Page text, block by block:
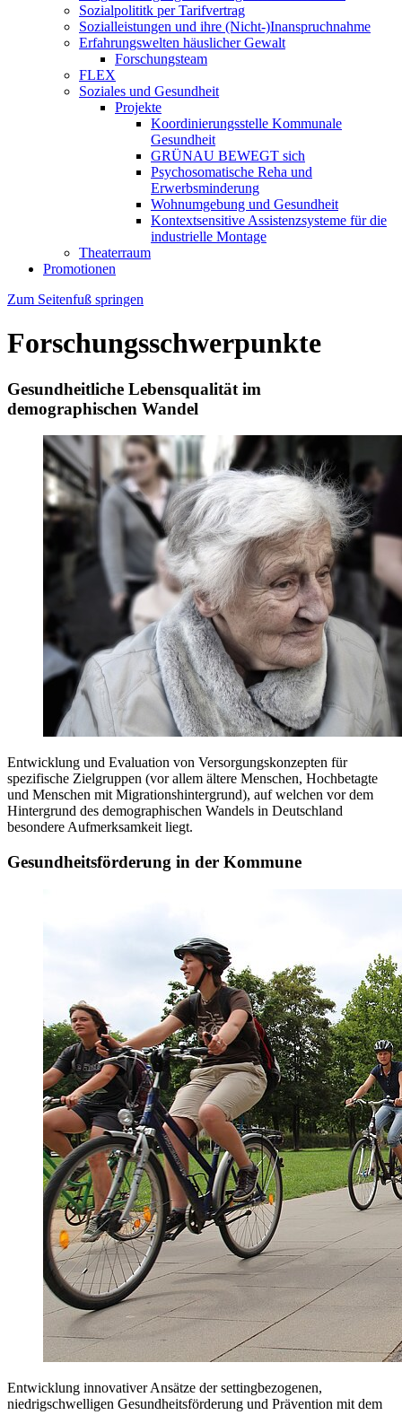
Sozialpolititk per Tarifvertrag
Sozialleistungen und ihre (Nicht-)Inanspruchnahme
Erfahrungswelten häuslicher Gewalt
Forschungsteam
FLEX
Soziales und Gesundheit
Projekte
Koordinierungsstelle Kommunale
Gesundheit
GRÜNAU BEWEGT sich
Psychosomatische Reha und
Erwerbsminderung
Wohnumgebung und Gesundheit
Kontextsensitive Assistenzsysteme für die
industrielle Montage
Theaterraum
Promotionen
Zum Seitenfuß springen
Forschungsschwerpunkte
Gesundheitliche Lebensqualität im
demographischen Wandel
Entwicklung und Evaluation von Versorgungskonzepten für
spezifische Zielgruppen (vor allem ältere Menschen, Hochbetagte
und Menschen mit Migrationshintergrund), auf welchen vor dem
Hintergrund des demographischen Wandels in Deutschland
besondere Aufmerksamkeit liegt.
Gesundheitsförderung in der Kommune
Entwicklung innovativer Ansätze der settingbezogenen,
niedrigschwelligen Gesundheitsförderung und Prävention mit dem